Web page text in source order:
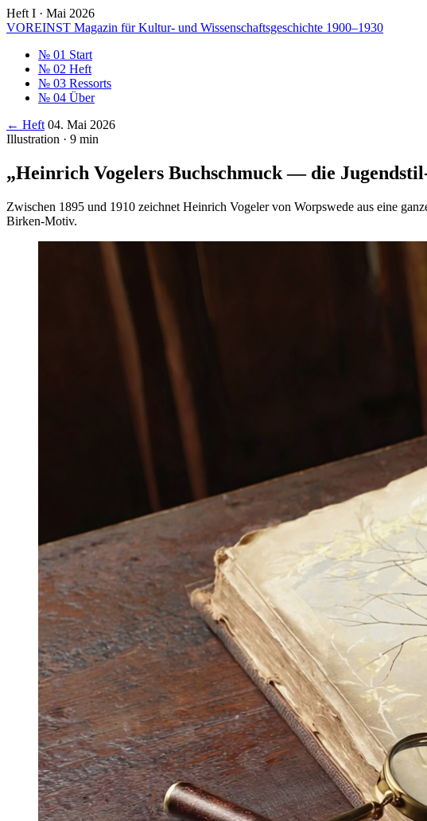
Heft I · Mai 2026
VOREINST Magazin für Kultur- und Wissenschaftsgeschichte 1900–1930
№ 01 Start
№ 02 Heft
№ 03 Ressorts
№ 04 Über
← Heft 04. Mai 2026
Illustration · 9 min
„Heinrich Vogelers Buchschmuck — die
Zwischen 1895 und 1910 zeichnet Heinrich Vogeler von Worpswede aus eine
Birken-Motiv.